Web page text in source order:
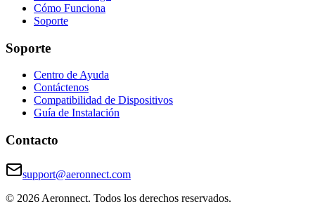
Cómo Funciona
Soporte
Soporte
Centro de Ayuda
Contáctenos
Compatibilidad de Dispositivos
Guía de Instalación
Contacto
support@aeronnect.com
© 2026 Aeronnect. Todos los derechos reservados.